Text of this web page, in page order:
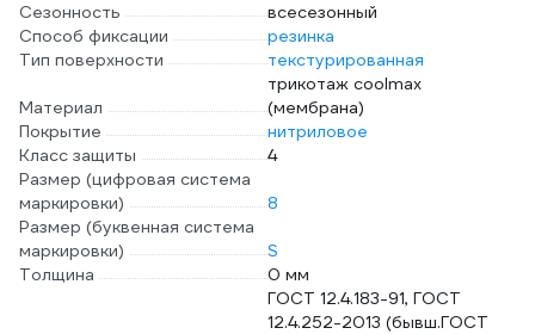
Сезонность
всесезонный
Способ фиксации
резинка
Тип поверхности
текстурированная
Материал
трикотаж coolmax
(мембрана)
Покрытие
нитриловое
Класс защиты
4
Размер (цифровая система
маркировки)
8
Размер (буквенная система
маркировки)
S
Толщина
0 мм
ГОСТ 12.4.183-91, ГОСТ
12.4.252-2013 (бывш.ГОСТ